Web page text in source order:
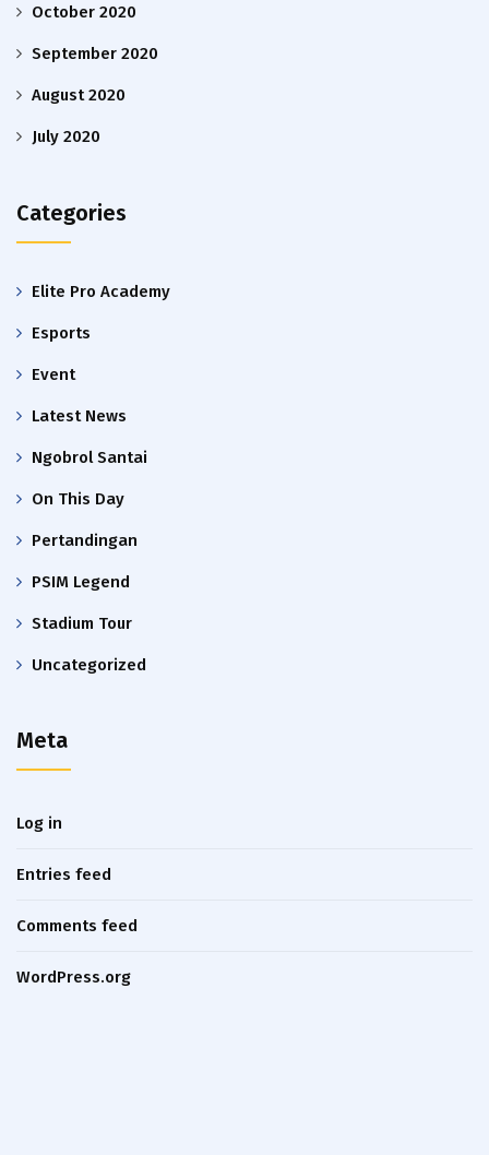
October 2020
September 2020
August 2020
July 2020
Categories
Elite Pro Academy
Esports
Event
Latest News
Ngobrol Santai
On This Day
Pertandingan
PSIM Legend
Stadium Tour
Uncategorized
Meta
Log in
Entries feed
Comments feed
WordPress.org